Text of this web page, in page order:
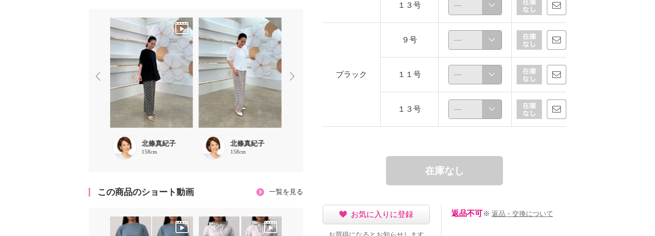
北條真紀子
158cm
北條真紀子
158cm
この商品のショート動画 一覧を見る
１３号
ブラック
９号
１１号
１３号
在庫なし
お気に入りに登録 返品不可 ※ 返品・交換について